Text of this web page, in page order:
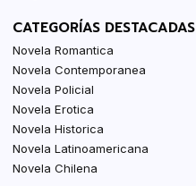
CATEGORÍAS DESTACADAS
Novela Romantica
Novela Contemporanea
Novela Policial
Novela Erotica
Novela Historica
Novela Latinoamericana
Novela Chilena